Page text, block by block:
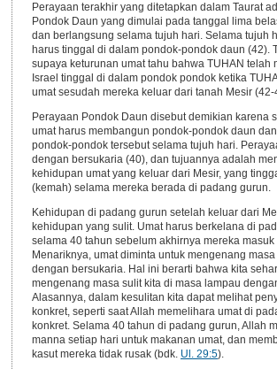
Perayaan terakhir yang ditetapkan dalam Taurat
Pondok Daun yang dimulai pada tanggal lima
dan berlangsung selama tujuh hari. Selama tujuh
harus tinggal di dalam pondok-pondok daun (42).
supaya keturunan umat tahu bahwa TUHAN telah
Israel tinggal di dalam pondok pondok ketika
umat sesudah mereka keluar dari tanah Mesir (42-
Perayaan Pondok Daun disebut demikian karena
umat harus membangun pondok-pondok daun
pondok-pondok tersebut selama tujuh hari.
dengan bersukaria (40), dan tujuannya adalah
kehidupan umat yang keluar dari Mesir, yang
(kemah) selama mereka berada di padang gurun.
Kehidupan di padang gurun setelah keluar dari
kehidupan yang sulit. Umat harus berkelana di
selama 40 tahun sebelum akhirnya mereka
Menariknya, umat diminta untuk mengenang
dengan bersukaria. Hal ini berarti bahwa kita
mengenang masa sulit kita di masa lampau
Alasannya, dalam kesulitan kita dapat melihat
konkret, seperti saat Allah memelihara umat di
konkret. Selama 40 tahun di padang gurun, Allah
manna setiap hari untuk makanan umat, dan
kasut mereka tidak rusak (bdk. Ul. 29:5).